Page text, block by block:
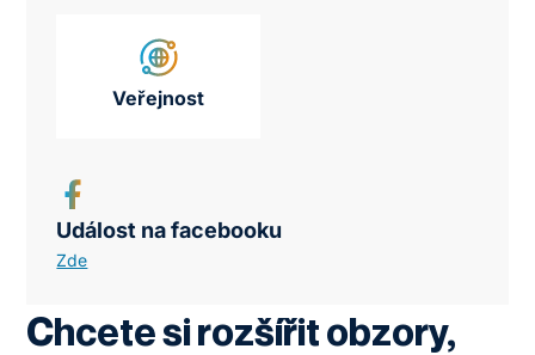
Veřejnost
Událost na facebooku
Zde
Chcete si rozšířit obzory,